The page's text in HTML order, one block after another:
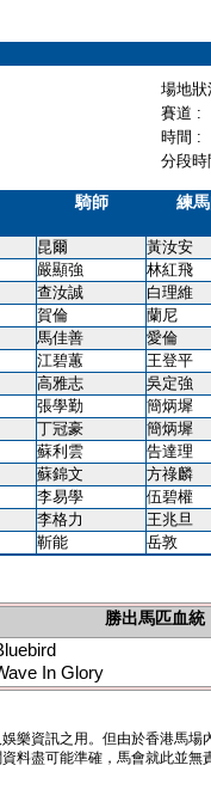
場地
賽道 :
時間 :
分段
騎師 練
昆爾 黃汝安
嚴顯強 林紅飛
查汝誠 白理維
賀倫 蘭尼
馬佳善 愛倫
江碧蕙 王登平
高雅志 吳定強
張學勤 簡炳墀
丁冠豪 簡炳墀
蘇利雲 告達理
蘇錦文 方祿麟
李易學 伍碧權
李格力 王兆旦
靳能
岳敦
勝出馬匹血統
In Glory
樂資訊之用。但由於香港馬
料盡可能準確，馬會就此並